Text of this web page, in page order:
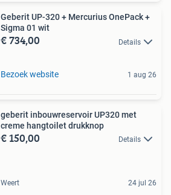
Geberit UP-320 + Mercurius OnePack +
Sigma 01 wit
€ 734,00 Details
Bezoek website 1 aug 26
geberit inbouwreservoir UP320 met
creme hangtoilet drukknop
€ 150,00 Details
Weert 24 jul 26